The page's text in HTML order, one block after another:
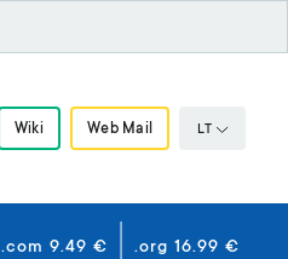
Wiki Web Mail LT
.com 9.49 € .org 16.99 €